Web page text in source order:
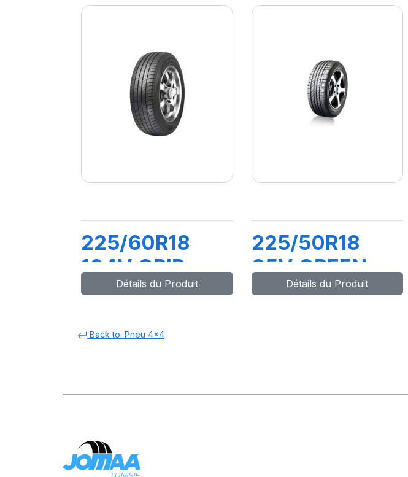
225/60R18
104V GRIP
MASTER C/S
Détails du Produit
225/50R18
95V GREEN-
MAX 4X4 (HP)
Détails du Produit
Back to: Pneu 4x4